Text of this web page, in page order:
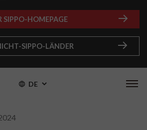
SIPPO-HOMEPAGE
SIPPO-LÄNDER
DE